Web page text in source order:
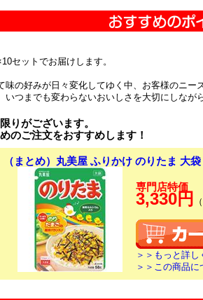
セットでお届けします。
味の好みが日々変化してゆく中、お客様のニ
いつまでも変わらないおいしさを大切にしなが
りがございます。
のご注文をおすすめします！
（まとめ）丸美屋 ふりかけ のりたま 大
専門店特価
3,330円
＞＞もっと詳し
＞＞この商品